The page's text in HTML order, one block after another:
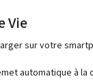
Vie
sur votre
automatique à la